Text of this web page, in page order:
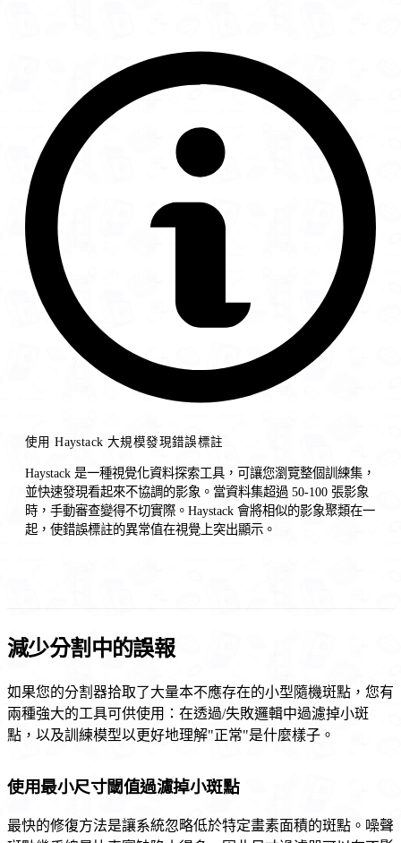
使用 Haystack 大規模發現錯誤標註
Haystack 是一種視覺化資料探索工具，可讓您瀏覽整個訓練集，
並快速發現看起來不協調的影象。當資料集超過 50-100 張影象
時，手動審查變得不切實際。Haystack 會將相似的影象聚類在一
起，使錯誤標註的異常值在視覺上突出顯示。
減少分割中的誤報
如果您的分割器拾取了大量本不應存在的小型隨機斑點，您有
兩種強大的工具可供使用：在透過/失敗邏輯中過濾掉小斑
點，以及訓練模型以更好地理解"正常"是什麼樣子。
使用最小尺寸閾值過濾掉小斑點
最快的修復方法是讓系統忽略低於特定畫素面積的斑點。噪聲